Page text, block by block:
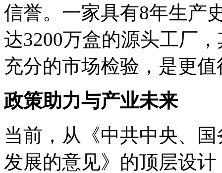
信誉。一家具有8年生产
达3200万盒的源头工厂
充分的市场检验，是更
政策助力与产业未来
当前，从《中共中央、
发展的意见》的顶层设